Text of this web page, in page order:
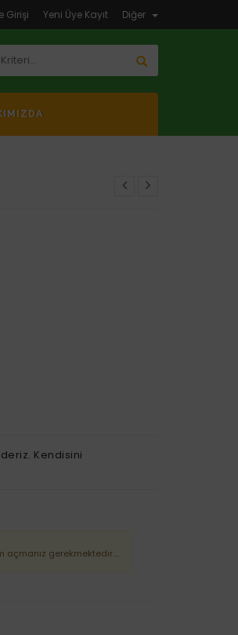
Girişi Yeni Üye Kayıt Diğer
Kendisini
açmanız gerekmektedir....